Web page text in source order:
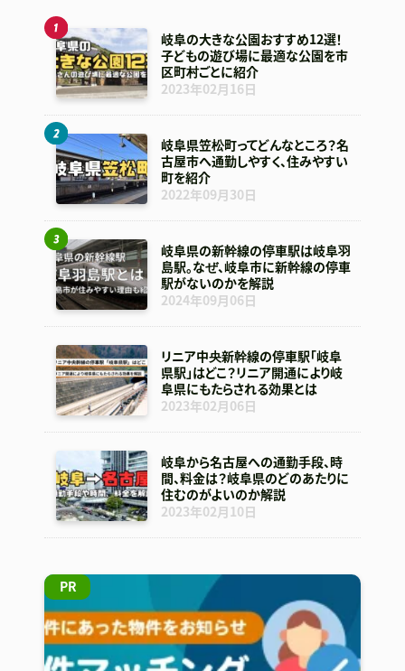
岐阜の大きな公園おすすめ12選！
子どもの遊び場に最適な公園を市
区町村ごとに紹介
2023年02月16日
岐阜県笠松町ってどんなところ？名
古屋市へ通勤しやすく、住みやすい
町を紹介
2022年09月30日
岐阜県の新幹線の停車駅は岐阜羽
島駅。なぜ、岐阜市に新幹線の停車
駅がないのかを解説
2024年09月06日
リニア中央新幹線の停車駅「岐阜
県駅」はどこ？リニア開通により岐
阜県にもたらされる効果とは
2023年02月06日
岐阜から名古屋への通勤手段、時
間、料金は？岐阜県のどのあたりに
住むのがよいのか解説
2023年02月10日